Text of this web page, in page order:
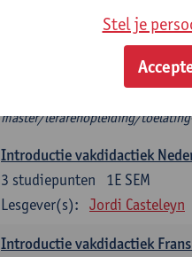
In het modeltraject kies je 2
introductie vakdidactiek, dan kies
PAV mag je niet als enige
Niet zeker welke (Introductie)
master/lerarenopleiding/
Introductie vakdidactiek
1E SEM
3 studiepunten
Lesgever(s):
Jordi Casteleyn
Introductie vakdidactiek
Stel je